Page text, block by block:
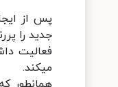
فعالیت
می‎کند.